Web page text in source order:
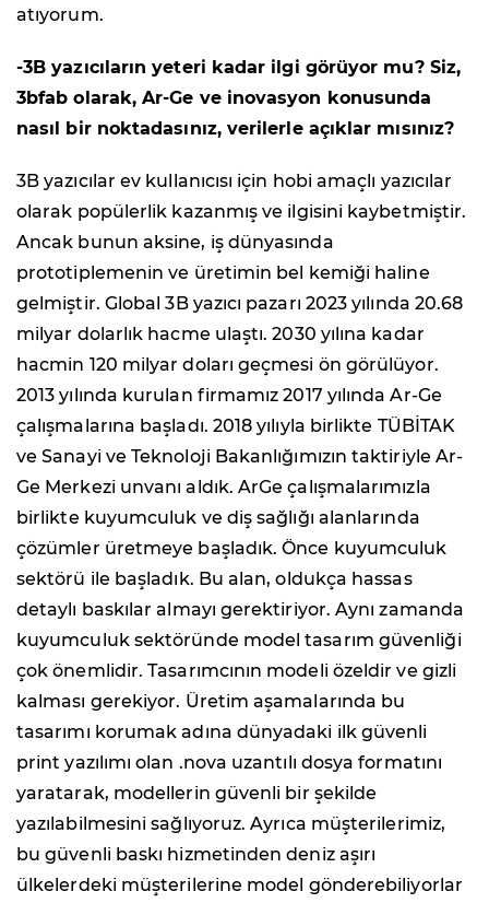
atıyorum.
-3B yazıcıların yeteri kadar ilgi görüyor mu? Siz,
3bfab olarak, Ar-Ge ve inovasyon konusunda
nasıl bir noktadasınız, verilerle açıklar mısınız?
3B yazıcılar ev kullanıcısı için hobi amaçlı yazıcılar
olarak popülerlik kazanmış ve ilgisini kaybetmiştir.
Ancak bunun aksine, iş dünyasında
prototiplemenin ve üretimin bel kemiği haline
gelmiştir. Global 3B yazıcı pazarı 2023 yılında 20.68
milyar dolarlık hacme ulaştı. 2030 yılına kadar
hacmin 120 milyar doları geçmesi ön görülüyor.
2013 yılında kurulan firmamız 2017 yılında Ar-Ge
çalışmalarına başladı. 2018 yılıyla birlikte TÜBİTAK
ve Sanayi ve Teknoloji Bakanlığımızın taktiriyle Ar-
Ge Merkezi unvanı aldık. ArGe çalışmalarımızla
birlikte kuyumculuk ve diş sağlığı alanlarında
çözümler üretmeye başladık. Önce kuyumculuk
sektörü ile başladık. Bu alan, oldukça hassas
detaylı baskılar almayı gerektiriyor. Aynı zamanda
kuyumculuk sektöründe model tasarım güvenliği
çok önemlidir. Tasarımcının modeli özeldir ve gizli
kalması gerekiyor. Üretim aşamalarında bu
tasarımı korumak adına dünyadaki ilk güvenli
print yazılımı olan .nova uzantılı dosya formatını
yaratarak, modellerin güvenli bir şekilde
yazılabilmesini sağlıyoruz. Ayrıca müşterilerimiz,
bu güvenli baskı hizmetinden deniz aşırı
ülkelerdeki müşterilerine model gönderebiliyorlar